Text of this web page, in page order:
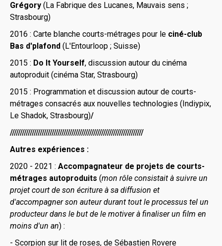
Grégory (La Fabrique des Lucanes, Mauvais sens ;
Strasbourg)
2016 : Carte blanche courts-métrages pour le ciné-club
Bas d'plafond (L'Entourloop ; Suisse)
2015 : Do It Yourself, discussion autour du cinéma
autoproduit (cinéma Star, Strasbourg)
2015 : Programmation et discussion autour de courts-
métrages consacrés aux nouvelles technologies (Indiypix,
Le Shadok, Strasbourg)/
///////////////////////////////////////////////////////////////////
Autres expériences :
2020 - 2021 : Accompagnateur de projets de courts-
métrages autoproduits (mon rôle consistait à suivre un
projet court de son écriture à sa diffusion et
d'accompagner son auteur durant tout le processus tel un
producteur dans le but de le motiver à finaliser un film en
moins d'un an) :
- Scorpion sur lit de roses, de Sébastien Rovere